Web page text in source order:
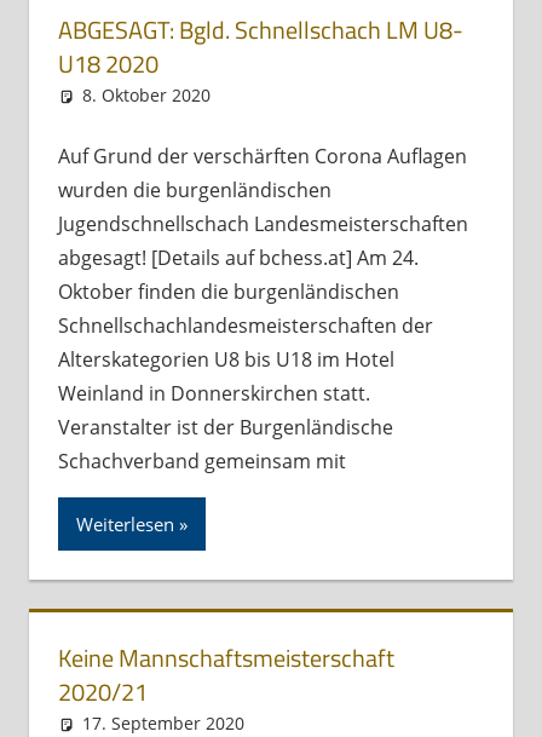
ABGESAGT: Bgld. Schnellschach LM U8-
U18 2020
8. Oktober 2020
Auf Grund der verschärften Corona Auflagen
wurden die burgenländischen
Jugendschnellschach Landesmeisterschaften
abgesagt! [Details auf bchess.at] Am 24.
Oktober finden die burgenländischen
Schnellschachlandesmeisterschaften der
Alterskategorien U8 bis U18 im Hotel
Weinland in Donnerskirchen statt.
Veranstalter ist der Burgenländische
Schachverband gemeinsam mit
Weiterlesen
Keine Mannschaftsmeisterschaft
2020/21
17. September 2020